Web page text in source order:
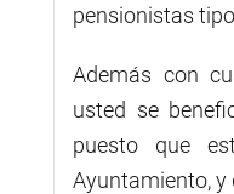
pensionistas
Además con
usted se
puesto que
Ayuntamiento, y